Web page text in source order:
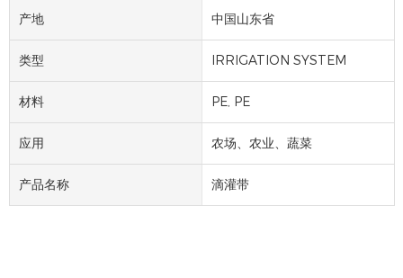
产地 中国山东省
类型 IRRIGATION SYSTEM
材料 PE, PE
应用 农场、农业、蔬菜
产品名称 滴灌带